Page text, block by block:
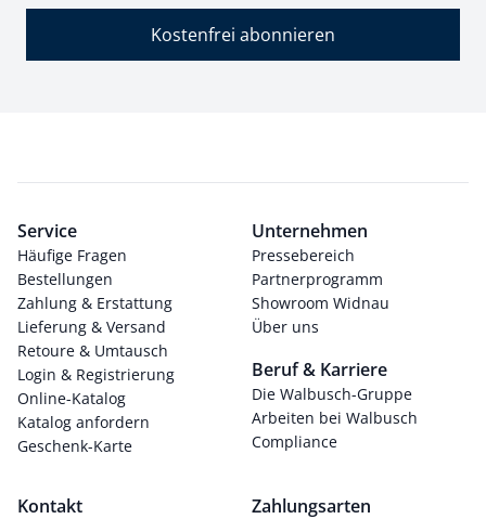
Kostenfrei abonnieren
Service
Häufige Fragen
Bestellungen
Zahlung & Erstattung
Lieferung & Versand
Retoure & Umtausch
Login & Registrierung
Online-Katalog
Katalog anfordern
Geschenk-Karte
Unternehmen
Pressebereich
Partnerprogramm
Showroom Widnau
Über uns
Beruf & Karriere
Die Walbusch-Gruppe
Arbeiten bei Walbusch
Compliance
Kontakt Zahlungsarten